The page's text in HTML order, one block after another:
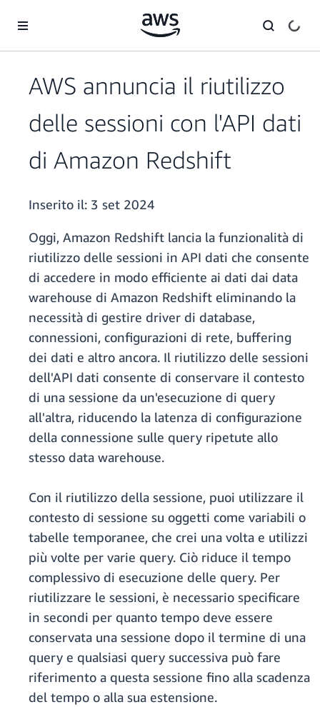
AWS annuncia il riutilizzo
delle sessioni con l'API dati
di Amazon Redshift
Inserito il: 3 set 2024
Oggi, Amazon Redshift lancia la funzionalità di
riutilizzo delle sessioni in API dati che consente
di accedere in modo efficiente ai dati dai data
warehouse di Amazon Redshift eliminando la
necessità di gestire driver di database,
connessioni, configurazioni di rete, buffering
dei dati e altro ancora. Il riutilizzo delle sessioni
dell'API dati consente di conservare il contesto
di una sessione da un'esecuzione di query
all'altra, riducendo la latenza di configurazione
della connessione sulle query ripetute allo
stesso data warehouse.
Con il riutilizzo della sessione, puoi utilizzare il
contesto di sessione su oggetti come variabili o
tabelle temporanee, che crei una volta e utilizzi
più volte per varie query. Ciò riduce il tempo
complessivo di esecuzione delle query. Per
riutilizzare le sessioni, è necessario specificare
in secondi per quanto tempo deve essere
conservata una sessione dopo il termine di una
query e qualsiasi query successiva può fare
riferimento a questa sessione fino alla scadenza
del tempo o alla sua estensione.